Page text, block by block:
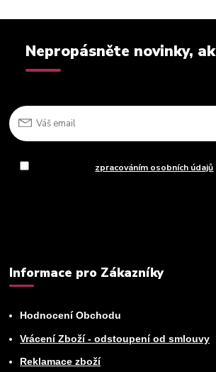
Nepropásněte novinky,
zpracováním osobních údajů
Informace pro Zákazníky
Hodnocení Obchodu
Vrácení Zboží - odstoupení od smlouvy
Reklamace zboží